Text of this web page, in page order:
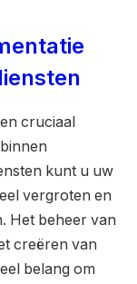
cruciaal
kunt u uw
vergroten en
Het beheer van
creëren van
belang om